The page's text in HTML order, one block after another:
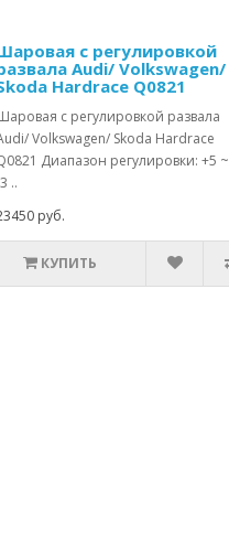
с регулировкой
Audi/ Volkswagen/
Hardrace Q0821
с регулировкой развала
Volkswagen/ Skoda Hardrace
Диапазон регулировки: +5 ~
..
руб.
КУПИТЬ